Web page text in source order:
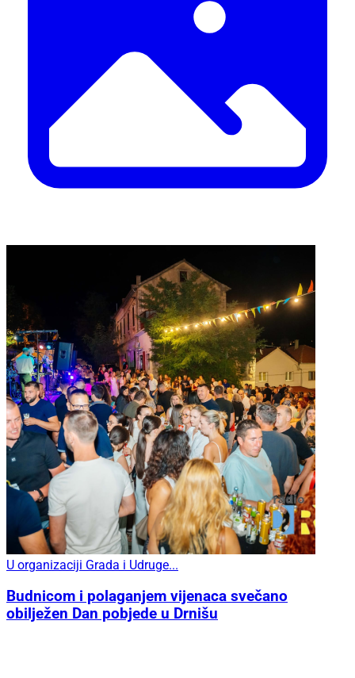
U organizaciji Grada i Udruge...
Budnicom i polaganjem vijenaca svečano
obilježen Dan pobjede u Drnišu